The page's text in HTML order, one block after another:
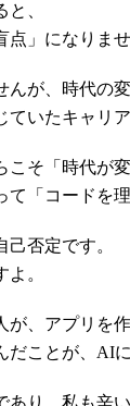
、
点」になりま
が、時代の
ていたキャリ
そ「時代が
て「コードを
否定です。
。
、アプリを作
だことが、AI
り、私も辛い